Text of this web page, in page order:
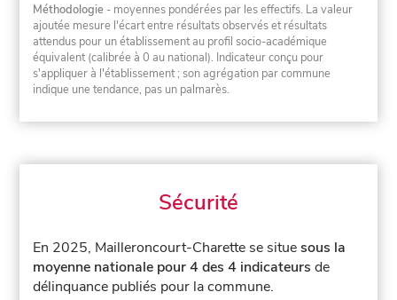
Méthodologie - moyennes pondérées par les effectifs. La valeur
ajoutée mesure l'écart entre résultats observés et résultats
attendus pour un établissement au profil socio-académique
équivalent (calibrée à 0 au national). Indicateur conçu pour
s'appliquer à l'établissement ; son agrégation par commune
indique une tendance, pas un palmarès.
Sécurité
En 2025, Mailleroncourt-Charette se situesous la
moyenne nationale pour 4 des 4 indicateurs de
délinquance publiés pour la commune.